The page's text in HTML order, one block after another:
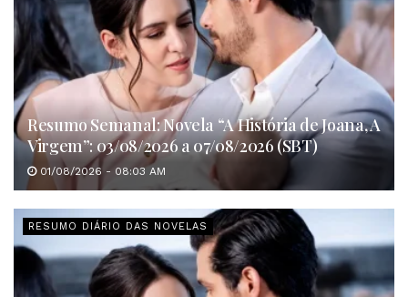
Resumo Semanal: Novela “A História de Joana, A
Virgem”: 03/08/2026 a 07/08/2026 (SBT)
01/08/2026 - 08:03 AM
RESUMO DIÁRIO DAS NOVELAS